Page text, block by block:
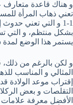
و هناك قاعدة متعارف
بشكل منتظم، و التي
يستمر هذا الوضع
و لكن بالرغم من
المثالي و المناسب
إقتراب موعد الولادة
التقلصات و بعض
الأفضل معرفة علامات